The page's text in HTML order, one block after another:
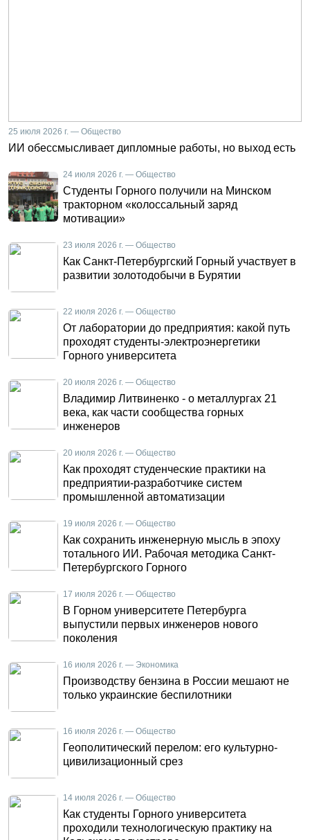
25 июля 2026 г. — Общество
ИИ обессмысливает дипломные работы, но выход есть
24 июля 2026 г. — Общество
Студенты Горного получили на Минском
тракторном «колоссальный заряд
мотивации»
23 июля 2026 г. — Общество
Как Санкт-Петербургский Горный участвует в
развитии золотодобычи в Бурятии
22 июля 2026 г. — Общество
От лаборатории до предприятия: какой путь
проходят студенты-электроэнергетики
Горного университета
20 июля 2026 г. — Общество
Владимир Литвиненко - о металлургах 21
века, как части сообщества горных
инженеров
20 июля 2026 г. — Общество
Как проходят студенческие практики на
предприятии-разработчике систем
промышленной автоматизации
19 июля 2026 г. — Общество
Как сохранить инженерную мысль в эпоху
тотального ИИ. Рабочая методика Санкт-
Петербургского Горного
17 июля 2026 г. — Общество
В Горном университете Петербурга
выпустили первых инженеров нового
поколения
16 июля 2026 г. — Экономика
Производству бензина в России мешают не
только украинские беспилотники
16 июля 2026 г. — Общество
Геополитический перелом: его культурно-
цивилизационный срез
14 июля 2026 г. — Общество
Как студенты Горного университета
проходили технологическую практику на